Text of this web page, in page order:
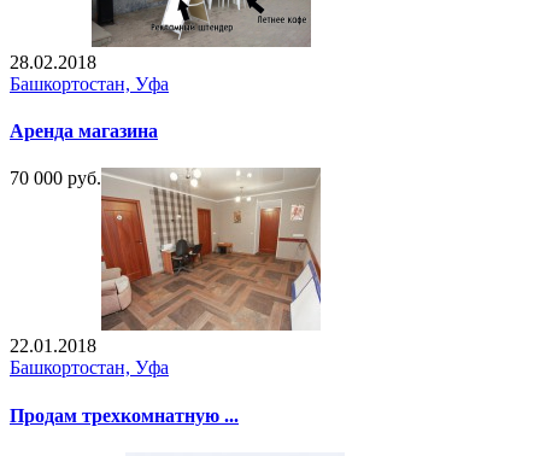
28.02.2018
Башкортостан, Уфа
Аренда магазина
70 000 руб.
22.01.2018
Башкортостан, Уфа
Продам трехкомнатную ...